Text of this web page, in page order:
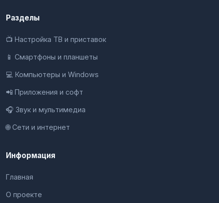
Разделы
📺 Настройка ТВ и приставок
📱 Смартфоны и планшеты
💻 Компьютеры и Windows
📲 Приложения и софт
🎧 Звук и мультимедиа
🌐 Сети и интернет
Информация
Главная
О проекте